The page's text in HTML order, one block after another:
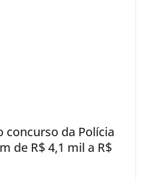
concurso da Polícia
de R$ 4,1 mil a R$